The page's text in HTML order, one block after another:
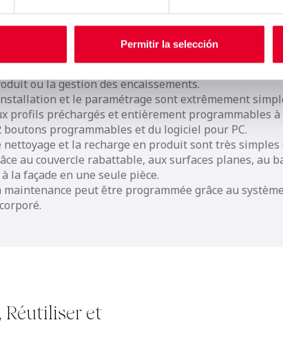
Permitir la selección
et tous dépendent de la facilité de travail du
gamme Zen a été développée pour rendre votre
qu’il s’agisse de l’installation, de la mise en
en passant par le paramétrage, la
ou la gestion des encaissements.
et le paramétrage sont extrêmement
profils préchargés et entièrement programmables à
boutons programmables et du logiciel pour PC.
nettoyage et la recharge en produit sont très simples
au couvercle rabattable, aux surfaces planes, au
la façade en une seule pièce.
maintenance peut être programmée grâce au
Réutiliser et